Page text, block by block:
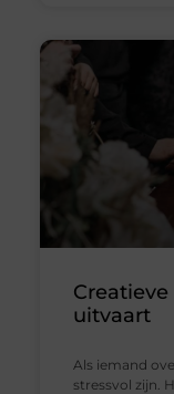
uitvaart
Als iemand
stressvol zijn.